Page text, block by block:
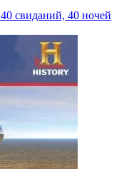
40 свиданий, 40 ночей